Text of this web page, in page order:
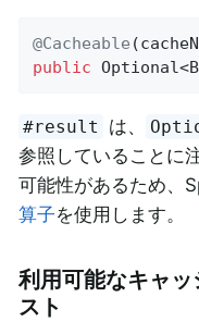
@Cacheable
public
#result は、
参照していることに
可能性があるため、
算子を使用します。
利用可能なキャ
スト